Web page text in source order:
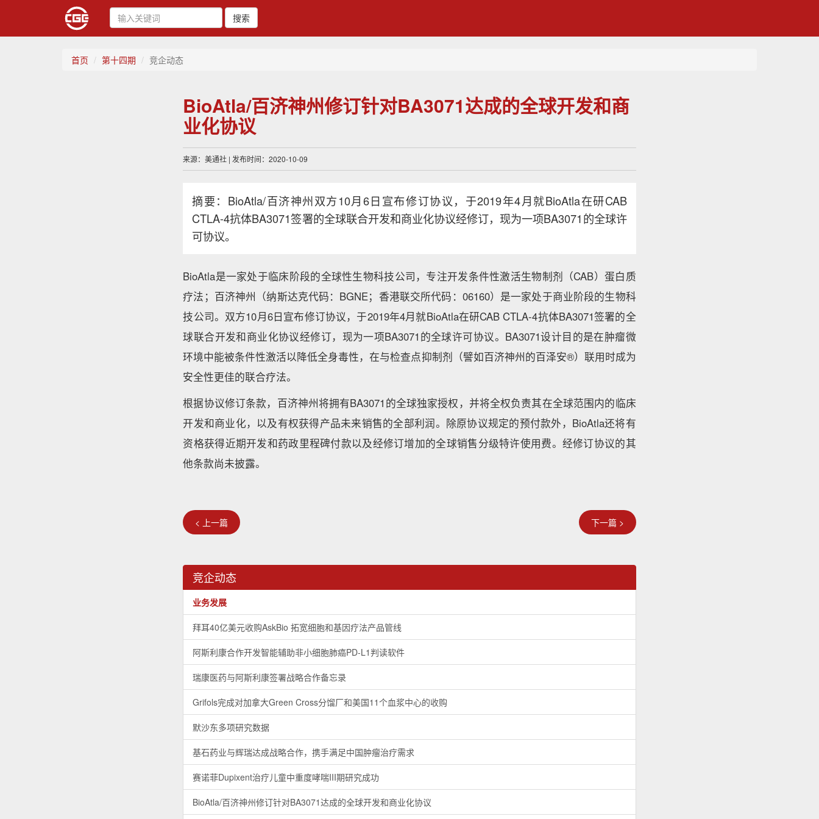
搜索
首页 第十四期 竞企动态
BioAtla/百济神州修订针对BA3071达成的全球开发和商
业化协议
来源：美通社 | 发布时间：2020-10-09
摘要：BioAtla/百济神州双方10月6日宣布修订协议，于2019年4月就BioAtla在研CAB
CTLA-4抗体BA3071签署的全球联合开发和商业化协议经修订，现为一项BA3071的全球许
可协议。
BioAtla是一家处于临床阶段的全球性生物科技公司，专注开发条件性激活生物制剂（CAB）蛋白质
疗法；百济神州（纳斯达克代码：BGNE；香港联交所代码：06160）是一家处于商业阶段的生物科
技公司。双方10月6日宣布修订协议，于2019年4月就BioAtla在研CAB CTLA-4抗体BA3071签署的全
球联合开发和商业化协议经修订，现为一项BA3071的全球许可协议。BA3071设计目的是在肿瘤微
环境中能被条件性激活以降低全身毒性，在与检查点抑制剂（譬如百济神州的百泽安®）联用时成为
安全性更佳的联合疗法。
根据协议修订条款，百济神州将拥有BA3071的全球独家授权，并将全权负责其在全球范围内的临床
开发和商业化，以及有权获得产品未来销售的全部利润。除原协议规定的预付款外，BioAtla还将有
资格获得近期开发和药政里程碑付款以及经修订增加的全球销售分级特许使用费。经修订协议的其
他条款尚未披露。
< 上一篇 下一篇 >
竞企动态
业务发展
拜耳40亿美元收购AskBio 拓宽细胞和基因疗法产品管线
阿斯利康合作开发智能辅助非小细胞肺癌PD-L1判读软件
瑞康医药与阿斯利康签署战略合作备忘录
Grifols完成对加拿大Green Cross分馏厂和美国11个血浆中心的收购
默沙东多项研究数据
基石药业与辉瑞达成战略合作，携手满足中国肿瘤治疗需求
赛诺菲Dupixent治疗儿童中重度哮喘III期研究成功
BioAtla/百济神州修订针对BA3071达成的全球开发和商业化协议